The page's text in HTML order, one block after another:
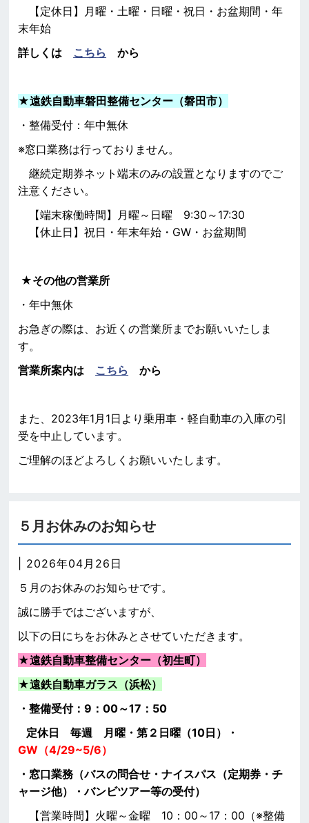
【定休日】月曜・土曜・日曜・祝日・お盆期間・年
末年始
詳しくは こちら から
★遠鉄自動車磐田整備センター（磐田市）
・整備受付：年中無休
※窓口業務は行っておりません。
継続定期券ネット端末のみの設置となりますのでご
注意ください。
【端末稼働時間】月曜～日曜 9:30～17:30
【休止日】祝日・年末年始・GW・お盆期間
★その他の営業所
・年中無休
お急ぎの際は、お近くの営業所までお願いいたしま
す。
営業所案内は こちら から
また、2023年1月1日より乗用車・軽自動車の入庫の引
受を中止しています。
ご理解のほどよろしくお願いいたします。
５月お休みのお知らせ
| 2026年04月26日
５月のお休みのお知らせです。
誠に勝手ではございますが、
以下の日にちをお休みとさせていただきます。
★遠鉄自動車整備センター（初生町）
★遠鉄自動車ガラス（浜松）
・整備受付：9：00～17：50
定休日 毎週 月曜・第２日曜（10日）・
GW（4/29~5/6）
・窓口業務（バスの問合せ・ナイスパス（定期券・チ
ャージ他）・バンビツアー等の受付）
【営業時間】火曜～金曜 10：00～17：00（※整備